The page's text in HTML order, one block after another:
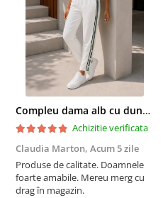
Compleu dama alb cu dungi laterale in nuante de verde si negru
Achizitie verificata
Claudia Marton, Acum 5 zile
Produse de calitate. Doamnele
foarte amabile. Mereu merg cu
drag în magazin.